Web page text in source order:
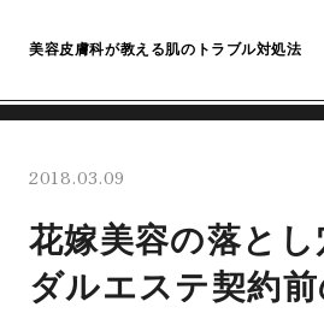
美容皮膚科が教える肌のトラブル対処法
2018.03.09
花嫁美容の落とし
ダルエステ契約